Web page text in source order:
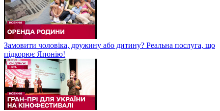
Замовити чоловіка, дружину або дитину? Реальна послуга, що
підкорює Японію!